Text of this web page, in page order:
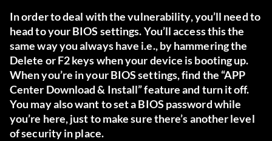
In order to deal with the vulnerability, you’ll need to
head to your BIOS settings. You’ll access this the
same way you always have i.e., by hammering the
Delete or F2 keys when your device is booting up.
When you’re in your BIOS settings, find the “APP
Center Download & Install” feature and turn it off.
You may also want to set a BIOS password while
you’re here, just to make sure there’s another level
of security in place.